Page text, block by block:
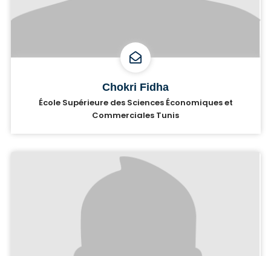
Chokri Fidha
École Supérieure des Sciences Économiques et
Commerciales Tunis